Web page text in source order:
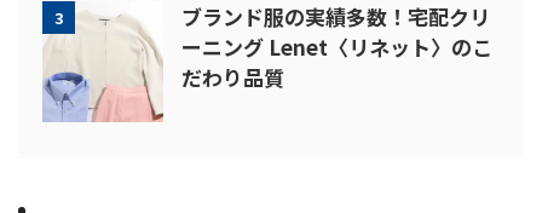
3
ブランド服の実績多数！宅配クリ
ーニング Lenet〈リネット〉のこ
だわり品質